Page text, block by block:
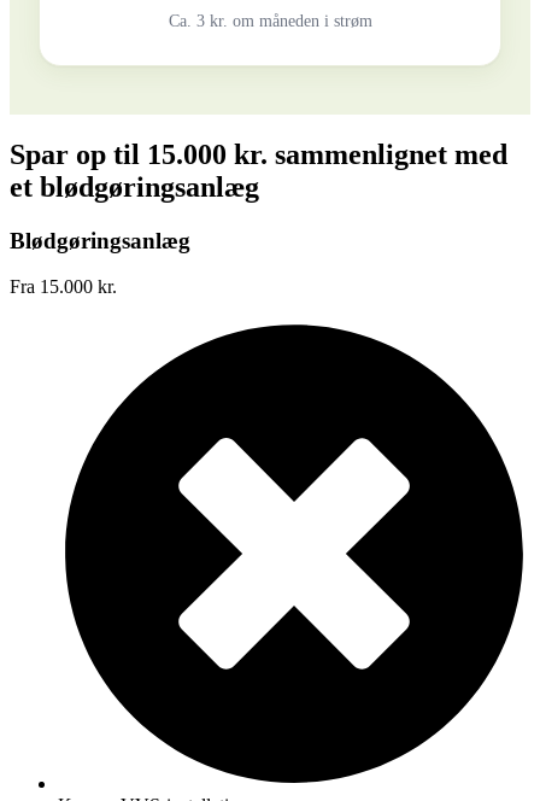
Ca. 3 kr. om måneden i strøm
Spar op til 15.000 kr. sammenlignet med
et blødgøringsanlæg
Blødgøringsanlæg
Fra 15.000 kr.